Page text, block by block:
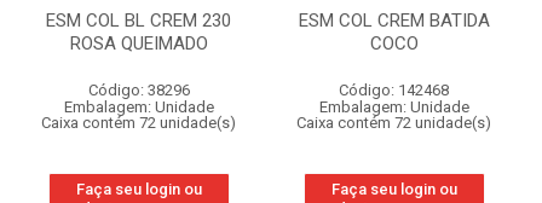
ESM COL BL CREM 230
ROSA QUEIMADO
Código: 38296
Embalagem: Unidade
Caixa contém 72 unidade(s)
Faça seu login ou
ESM COL CREM BATIDA
COCO
Código: 142468
Embalagem: Unidade
Caixa contém 72 unidade(s)
Faça seu login ou